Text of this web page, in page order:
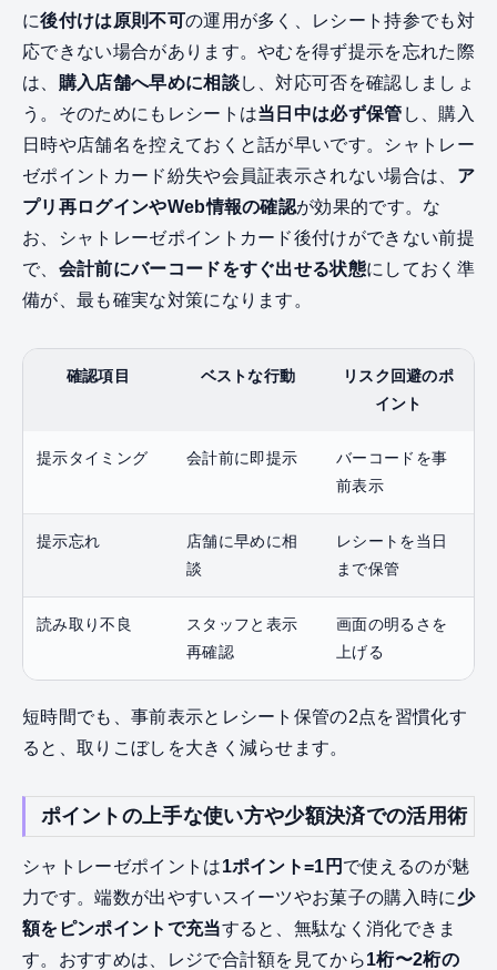
に後付けは原則不可の運用が多く、レシート持参でも対
応できない場合があります。やむを得ず提示を忘れた際
は、 購入店舗へ早めに相談し、対応可否を確認しましょ
う。そのためにもレシートは当日中は必ず保管 し、購入
日時や店舗名を控えておくと話が早いです。シャトレー
ゼポイントカード紛失や会員証表示されない場合は、 ア
プリ再ログインやWeb情報の確認が効果的です。な
お、シャトレーゼポイントカード後付けができない前提
で、 会計前にバーコードをすぐ出せる状態にしておく準
備が、最も確実な対策になります。
確認項目 ベストな行動
リスク回避のポ
イント
提示タイミング 会計前に即提示
バーコードを事
前表示
提示忘れ
店舗に早めに相
談
レシートを当日
まで保管
読み取り不良
スタッフと表示
再確認
画面の明るさを
上げる
短時間でも、事前表示とレシート保管の2点を習慣化す
ると、取りこぼしを大きく減らせます。
ポイントの上手な使い方や少額決済での活用術
シャトレーゼポイントは1ポイント=1円 で使えるのが魅
力です。端数が出やすいスイーツやお菓子の購入時に 少
額をピンポイントで充当すると、無駄なく消化できま
す。おすすめは、レジで合計額を見てから1桁〜2桁の